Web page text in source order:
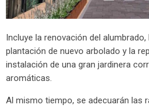
Incluye la renovación del
plantación de nuevo arbolado y la
instalación de una gran jardinera
aromáticas.
Al mismo tiempo, se adecuarán las